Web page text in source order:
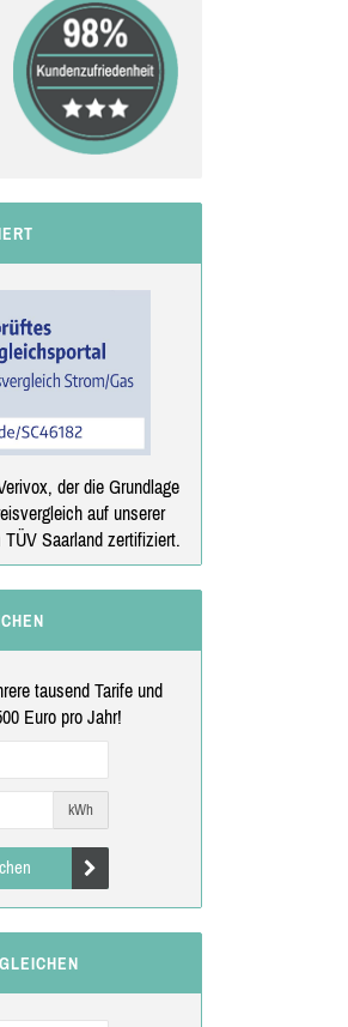
der die Grundlage
auf unserer
Saarland zertifiziert.
tausend Tarife und
Euro pro Jahr!
kWh